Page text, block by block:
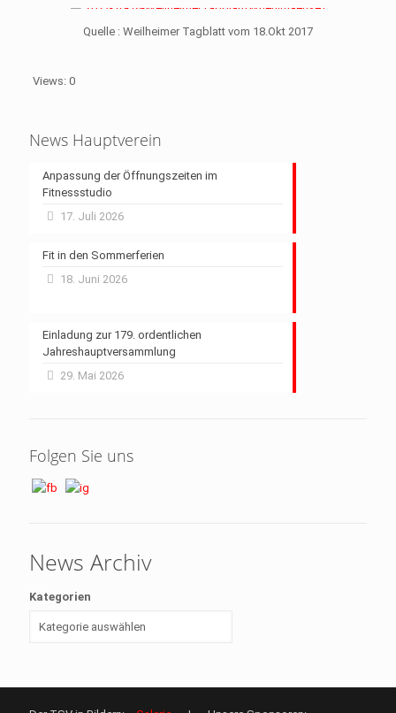
Quelle : Weilheimer Tagblatt vom 18.Okt 2017
Views: 0
News Hauptverein
Anpassung der Öffnungszeiten im
Fitnessstudio
17. Juli 2026
Fit in den Sommerferien
18. Juni 2026
Einladung zur 179. ordentlichen
Jahreshauptversammlung
29. Mai 2026
Folgen Sie uns
News Archiv
Kategorien